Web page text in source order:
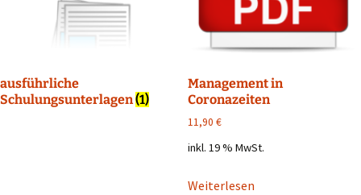
ausführliche
Schulungsunterlagen(1)
Management in
Coronazeiten
11,90 €
inkl. 19 % MwSt.
Weiterlesen